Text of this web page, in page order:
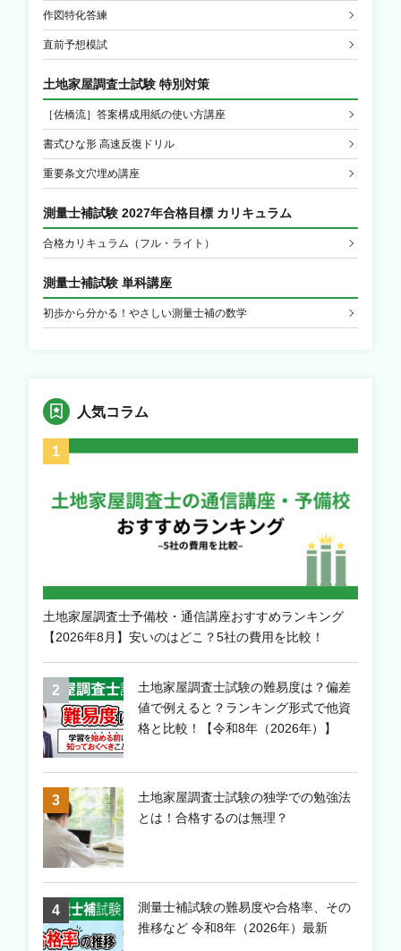
作図特化答練
直前予想模試
土地家屋調査士試験 特別対策
［佐橋流］答案構成用紙の使い方講座
書式ひな形 高速反復ドリル
重要条文穴埋め講座
測量士補試験 2027年合格目標 カリキュラム
合格カリキュラム（フル・ライト）
測量士補試験 単科講座
初歩から分かる！やさしい測量士補の数学
人気コラム
土地家屋調査士予備校・通信講座おすすめランキング
【2026年8月】安いのはどこ？5社の費用を比較！
土地家屋調査士試験の難易度は？偏差
値で例えると？ランキング形式で他資
格と比較！【令和8年（2026年）】
土地家屋調査士試験の独学での勉強法
とは！合格するのは無理？
測量士補試験の難易度や合格率、その
推移など 令和8年（2026年）最新